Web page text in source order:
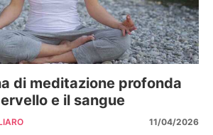
di meditazione profonda
e il sangue
11/04/2026